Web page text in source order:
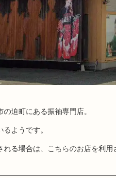
の迫町にある振袖専門店。
ようです。
る場合は、こちらのお店を利用